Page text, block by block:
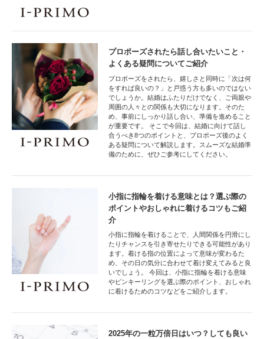
プロポーズされたら話し合いたいこと・
よくある疑問についてご紹介
プロポーズをされたら、嬉しさと同時に「次は何
をすれば良いの？」と戸惑う方も多いのではない
でしょうか。結婚はふたりだけでなく、ご両親や
周囲の人々との関係も大切になります。そのた
め、事前にしっかり話し合い、準備を進めること
が重要です。 そこで今回は、結婚に向けて話し
合うべき8つのポイントと、プロポーズ後のよく
ある疑問について解説します。スムーズな結婚準
備のために、ぜひご参考にしてください。
小指に指輪を着ける意味とは？選ぶ際の
ポイントやおしゃれに着けるコツもご紹
介
小指に指輪を着けることで、人間関係を円滑にし
たりチャンスを引き寄せたりできる可能性があり
ます。着ける指の位置によって意味が変わるた
め、その日の気分に合わせて着け変えてみると良
いでしょう。 今回は、小指に指輪を着ける意味
やピンキーリングを選ぶ際のポイント、おしゃれ
に着けるためのコツなどをご紹介します。
2025年の一粒万倍日はいつ？しても良い